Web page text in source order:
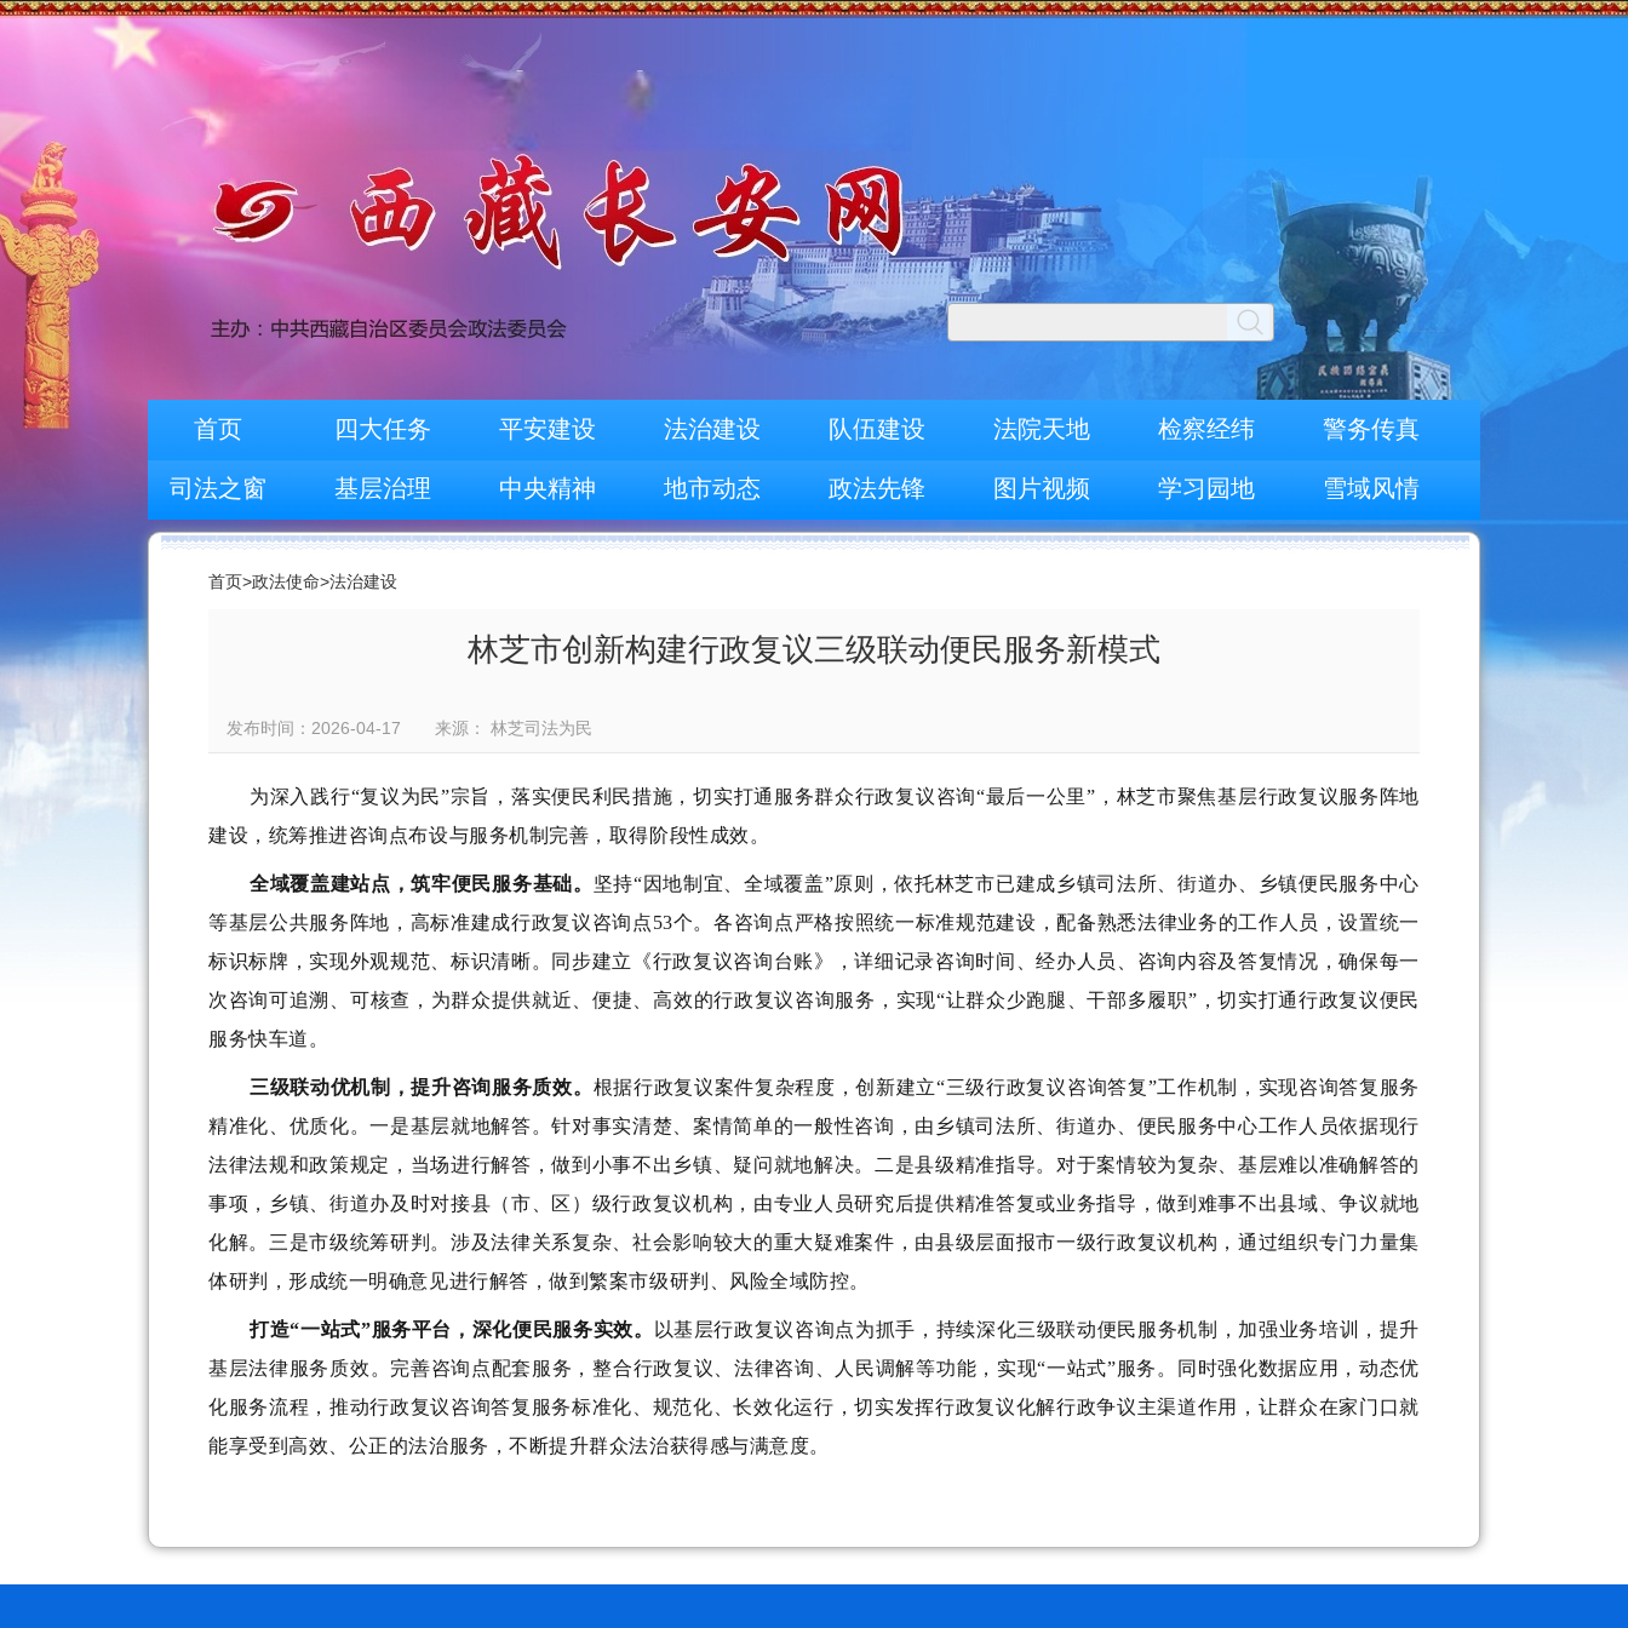
首页 四大任务 平安建设 法治建设 队伍建设 法院天地 检察经纬 警务传真
司法之窗 基层治理 中央精神 地市动态 政法先锋 图片视频 学习园地 雪域风情
首页>政法使命>法治建设
林芝市创新构建行政复议三级联动便民服务新模式
发布时间：2026-04-17 来源： 林芝司法为民
为深入践行“复议为民”宗旨，落实便民利民措施，切实打通服务群众行政复议咨询“最后一公里”， 林芝市聚焦基层行政复议服务阵地
建设，统筹推进咨询点布设与服务机制完善，取得阶段性成效。
全域覆盖建站点，筑牢便民服务基础。 坚持“因地制宜、全域覆盖”原则，依托林芝市已建成乡镇司法所、街道办、乡镇便民服务中心
等基层公共服务阵地，高标准建成行政复议咨询点53个。各咨询点严格按照统一标准规范建设，配备熟悉法律业务的工作人员，设置统一
标识标牌，实现外观规范、标识清晰。 同步建立《行政复议咨询台账》，详细记录咨询时间、经办人员、咨询内容及答复情况，确保每一
次咨询可追溯、可核查，为群众提供就近、便捷、高效的行政复议咨询服务， 实现“让群众少跑腿、干部多履职”，切实打通行政复议便民
服务快车道 。
三级联动优机制，提升咨询服务质效。 根据行政复议案件复杂程度，创新建立“三级行政复议咨询答复”工作机制 ，实现咨询答复 服务
精准化、 优质化。一是基层就地解答。针对事实清楚、案情简单的一般性咨询，由乡镇司法所 、街道办、便民服务中心工作人员依据现行
法律法规和政策规定，当场进行解答，做到小事不出乡镇、疑问就地解决。
二是县级精准指导。 对于案情较为复杂、基层难以准确解答的
事项， 乡镇、街道办及时对接县（市、区）级行政复议机构 ，由专业人员研究后提供精准答复或业务指导，做到难事不出县域、争议就地
化解。 三是市级统筹研判 。涉及法律关系复杂、社会影响较大的重大疑难案件，由县级层面报市一级行政复议机构，通过组织专门力量集
体研判，形成统一明确意见进行解答 ，做到繁案市级研判、风险全域防控。
打造“一站式”服务平台，深化便民服务实效。 以基层行政复议咨询点为抓手 ， 持续深化三级联动便民 服务机制 ， 加强业务培训，提升
基层法律服务质效。 完善咨询点配套服务，整合行政复议、法律咨询、人民调解等功能，实现“一站式”服务 。
同时强化数据应用，动态优
化服务流程，推动行政复议咨询答复服务标准化、规范化、长效化运行，切实发挥行政复议化解行政争议主渠道作用，让群众在家门口就
能享受到高效、公正的法治服务，不断提升群众法治获得感与满意度。